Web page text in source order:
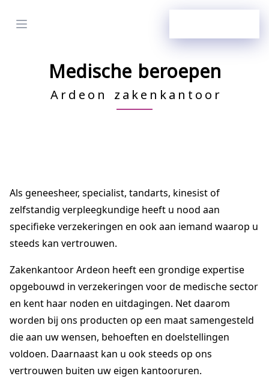
Open menu
Medische beroepen
Ardeon zakenkantoor
Als geneesheer, specialist, tandarts, kinesist of
zelfstandig verpleegkundige heeft u nood aan
specifieke verzekeringen en ook aan iemand waarop u
steeds kan vertrouwen.
Zakenkantoor Ardeon heeft een grondige expertise
opgebouwd in verzekeringen voor de medische sector
en kent haar noden en uitdagingen. Net daarom
worden bij ons producten op een maat samengesteld
die aan uw wensen, behoeften en doelstellingen
voldoen. Daarnaast kan u ook steeds op ons
vertrouwen buiten uw eigen kantooruren.